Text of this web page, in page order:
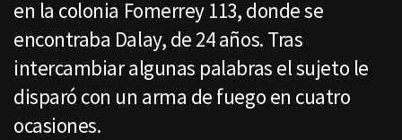
en la colonia Fomerrey 113, donde se
encontraba Dalay, de 24 años. Tras
intercambiar algunas palabras el sujeto le
disparó con un arma de fuego en cuatro
ocasiones.